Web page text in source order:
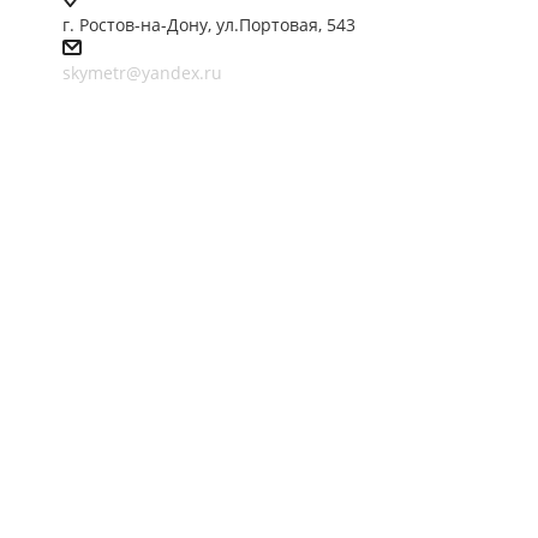
г. Ростов-на-Дону, ул.Портовая, 543
skymetr@yandex.ru